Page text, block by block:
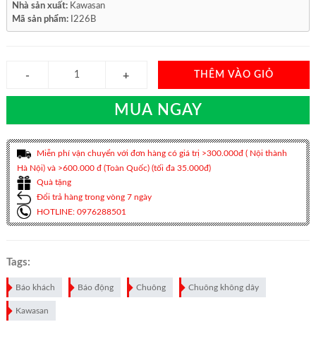
Nhà sản xuất: Kawasan
Mã sản phẩm:
I226B
THÊM VÀO GIỎ
MUA NGAY
Miễn phí vận chuyển với đơn hàng có giá trị >300.000đ ( Nội thành
Hà Nội) và >600.000 đ (Toàn Quốc) (tối đa 35.000đ)
Quà tặng
Đổi trả hàng trong vòng 7 ngày
HOTLINE: 0976288501
Tags:
Báo khách Báo động Chuông Chuông không dây
Kawasan